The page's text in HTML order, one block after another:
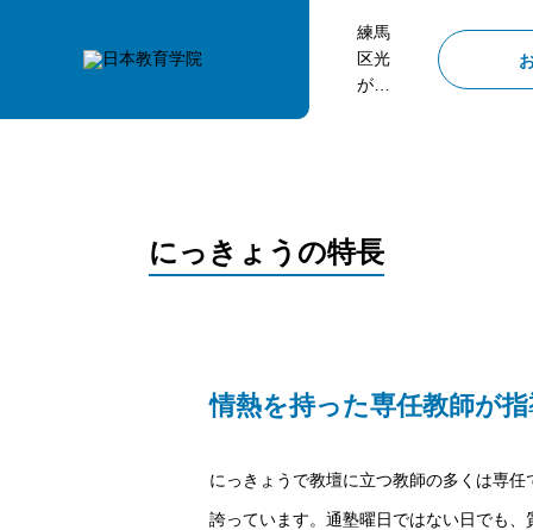
練馬
区光
が
る塾
日本
にっきょうの特長
情熱を持った専任教師が
にっきょうで教壇に立つ教師の多くは専
誇っています。通塾曜日ではない日でも